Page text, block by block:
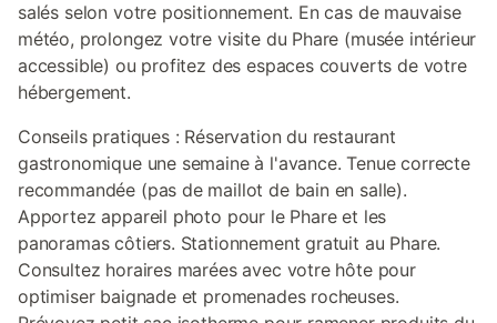
salés selon votre positionnement. En cas de mauvaise
météo, prolongez votre visite du Phare (musée intérieur
accessible) ou profitez des espaces couverts de votre
hébergement.
Conseils pratiques : Réservation du restaurant
gastronomique une semaine à l'avance. Tenue correcte
recommandée (pas de maillot de bain en salle).
Apportez appareil photo pour le Phare et les
panoramas côtiers. Stationnement gratuit au Phare.
Consultez horaires marées avec votre hôte pour
optimiser baignade et promenades rocheuses.